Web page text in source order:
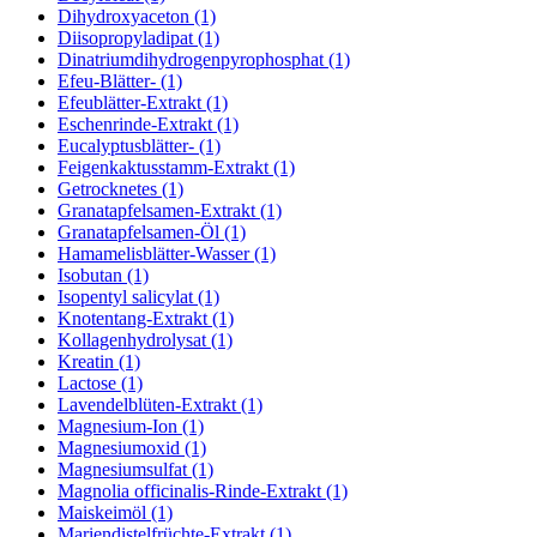
Dihydroxyaceton (1)
Diisopropyladipat (1)
Dinatriumdihydrogenpyrophosphat (1)
Efeu-Blätter- (1)
Efeublätter-Extrakt (1)
Eschenrinde-Extrakt (1)
Eucalyptusblätter- (1)
Feigenkaktusstamm-Extrakt (1)
Getrocknetes (1)
Granatapfelsamen-Extrakt (1)
Granatapfelsamen-Öl (1)
Hamamelisblätter-Wasser (1)
Isobutan (1)
Isopentyl salicylat (1)
Knotentang-Extrakt (1)
Kollagenhydrolysat (1)
Kreatin (1)
Lactose (1)
Lavendelblüten-Extrakt (1)
Magnesium-Ion (1)
Magnesiumoxid (1)
Magnesiumsulfat (1)
Magnolia officinalis-Rinde-Extrakt (1)
Maiskeimöl (1)